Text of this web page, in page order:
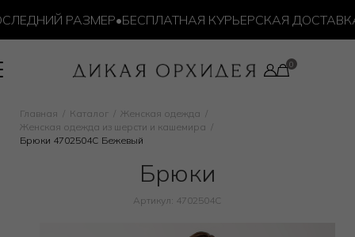
РАЗМЕР•БЕСПЛАТНАЯ КУРЬЕРСКАЯ ДОСТАВКА
Главная Каталог
Женская одежда
Женская одежда из шерсти и кашемира
Брюки 4702504C Бежевый
Брюки
Артикул: 4702504C